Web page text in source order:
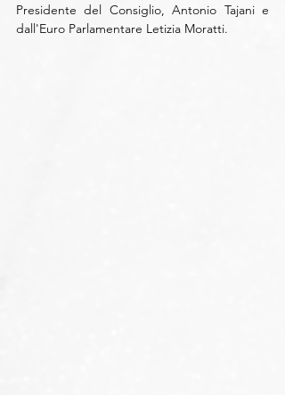
Presidente del Consiglio, Antonio Tajani e
dall'Euro Parlamentare Letizia Moratti.